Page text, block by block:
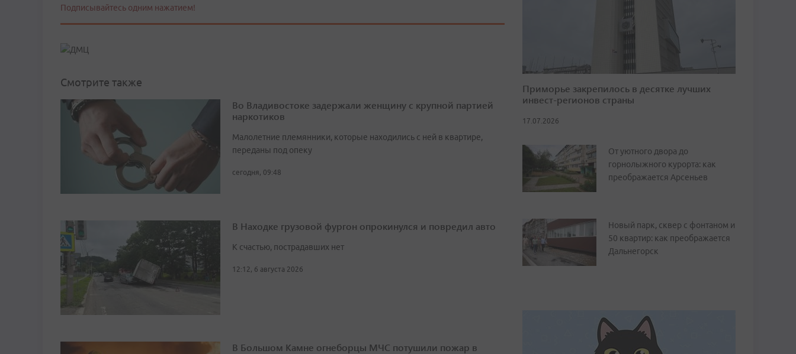
Подписывайтесь одним нажатием!
Смотрите также
Во Владивостоке задержали женщину с крупной партией
наркотиков
Малолетние племянники, которые находились с ней в квартире,
переданы под опеку
сегодня, 09:48
В Находке грузовой фургон опрокинулся и повредил авто
К счастью, пострадавших нет
12:12, 6 августа 2026
В Большом Камне огнеборцы МЧС потушили пожар в
Приморье закрепилось в десятке лучших
инвест-регионов страны
17.07.2026
От уютного двора до
горнолыжного курорта: как
преображается Арсеньев
Новый парк, сквер с фонтаном и
50 квартир: как преображается
Дальнегорск